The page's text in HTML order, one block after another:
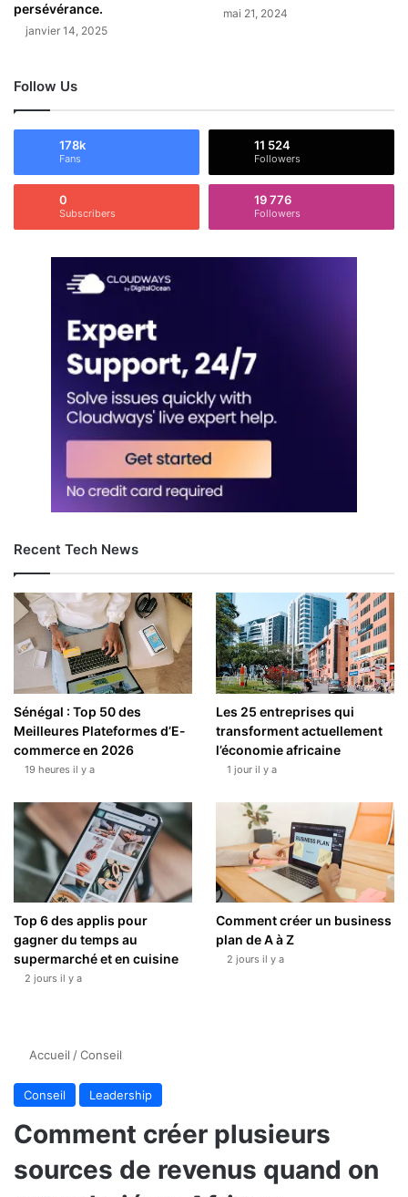
persévérance.⁣
janvier 14, 2025
mai 21, 2024
Follow Us
178k
Fans
11 524
Followers
0
Subscribers
19 776
Followers
Recent Tech News
Sénégal : Top 50 des
Meilleures Plateformes d’E-
commerce en 2026
19 heures il y a
Les 25 entreprises qui
transforment actuellement
l’économie africaine
1 jour il y a
Top 6 des applis pour
gagner du temps au
supermarché et en cuisine
2 jours il y a
Comment créer un business
plan de A à Z
2 jours il y a